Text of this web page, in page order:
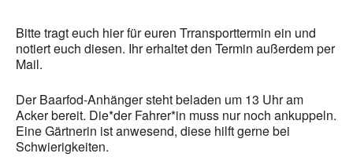
Bitte tragt euch hier für euren Trransporttermin ein und
notiert euch diesen. Ihr erhaltet den Termin außerdem per
Mail.
Der Baarfod-Anhänger steht beladen um 13 Uhr am
Acker bereit. Die*der Fahrer*in muss nur noch ankuppeln.
Eine Gärtnerin ist anwesend, diese hilft gerne bei
Schwierigkeiten.